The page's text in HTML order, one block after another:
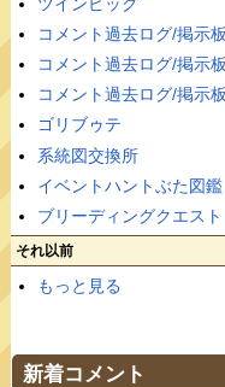
コメント過去ログ/掲示
コメント過去ログ/掲示
コメント過去ログ/掲示
ゴリブゥテ
系統図交換所
イベントハントぶた図鑑
ブリーディングクエスト
それ以前
もっと見る
新着コメント